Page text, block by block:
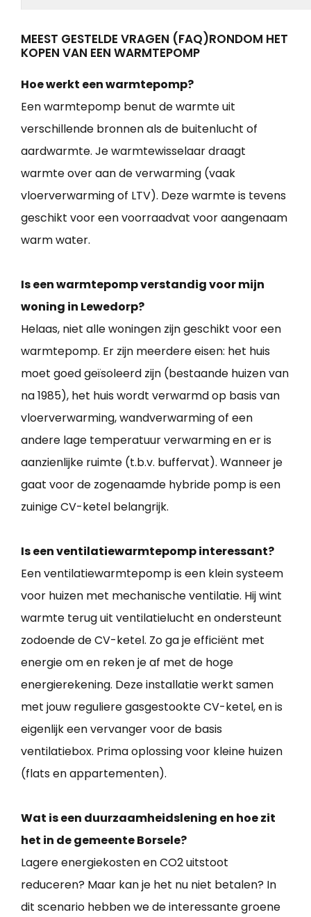
MEEST GESTELDE VRAGEN (FAQ)RONDOM HET
KOPEN VAN EEN WARMTEPOMP
Hoe werkt een warmtepomp?
Een warmtepomp benut de warmte uit
verschillende bronnen als de buitenlucht of
aardwarmte. Je warmtewisselaar draagt
warmte over aan de verwarming (vaak
vloerverwarming of LTV). Deze warmte is tevens
geschikt voor een voorraadvat voor aangenaam
warm water.
Is een warmtepomp verstandig voor mijn
woning in Lewedorp?
Helaas, niet alle woningen zijn geschikt voor een
warmtepomp. Er zijn meerdere eisen: het huis
moet goed geïsoleerd zijn (bestaande huizen van
na 1985), het huis wordt verwarmd op basis van
vloerverwarming, wandverwarming of een
andere lage temperatuur verwarming en er is
aanzienlijke ruimte (t.b.v. buffervat). Wanneer je
gaat voor de zogenaamde hybride pomp is een
zuinige CV-ketel belangrijk.
Is een ventilatiewarmtepomp interessant?
Een ventilatiewarmtepomp is een klein systeem
voor huizen met mechanische ventilatie. Hij wint
warmte terug uit ventilatielucht en ondersteunt
zodoende de CV-ketel. Zo ga je efficiënt met
energie om en reken je af met de hoge
energierekening. Deze installatie werkt samen
met jouw reguliere gasgestookte CV-ketel, en is
eigenlijk een vervanger voor de basis
ventilatiebox. Prima oplossing voor kleine huizen
(flats en appartementen).
Wat is een duurzaamheidslening en hoe zit
het in de gemeente Borsele?
Lagere energiekosten en CO2 uitstoot
reduceren? Maar kan je het nu niet betalen? In
dit scenario hebben we de interessante groene